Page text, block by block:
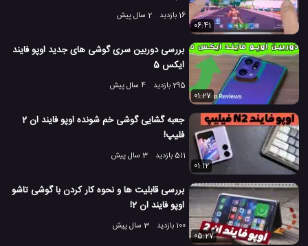
16 بازدید
2 سال پیش
06:41
بررسی دوربین سری گوشی های جدید اوپو فایند
ایکس 5
295 بازدید
4 سال پیش
01:27
جعبه گشایی گوشی خم شونده اوپو فایند ان 2
فلیپ!
511 بازدید
3 سال پیش
01:12
بررسی قابلیت ها و نحوه کار کردن با گوشی تاشو
اوپو فایند ان 2!
100 بازدید
3 سال پیش
05:27